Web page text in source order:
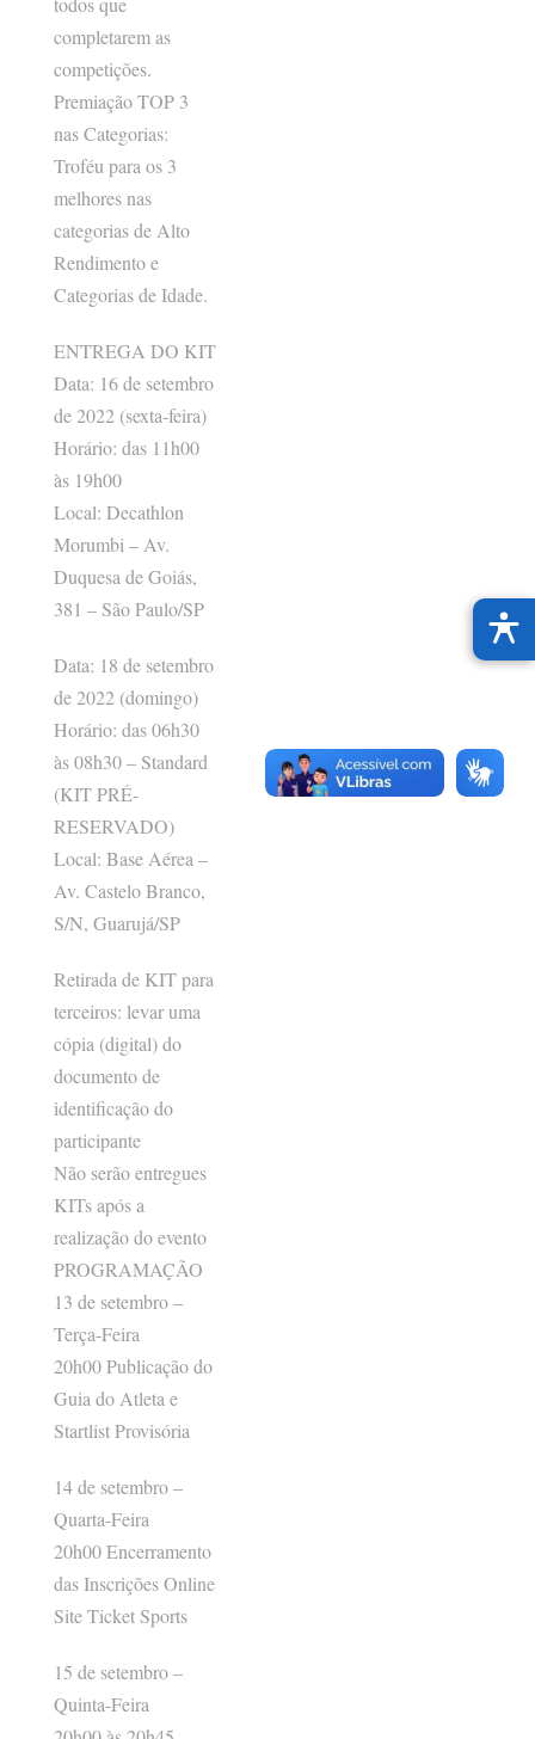
completarem as
competições.
Premiação TOP 3
nas Categorias:
Troféu para os 3
melhores nas
categorias de Alto
Rendimento e
Categorias de Idade.
ENTREGA DO KIT
Data: 16 de setembro
de 2022 (sexta-feira)
Horário: das 11h00
às 19h00
Local: Decathlon
Morumbi – Av.
Duquesa de Goiás,
381 – São Paulo/SP
Data: 18 de setembro
de 2022 (domingo)
Horário: das 06h30
às 08h30 – Standard
(KIT PRÉ-
RESERVADO)
Local: Base Aérea –
Av. Castelo Branco,
S/N, Guarujá/SP
Retirada de KIT para
terceiros: levar uma
cópia (digital) do
documento de
identificação do
participante
Não serão entregues
KITs após a
realização do evento
PROGRAMAÇÃO
13 de setembro –
Terça-Feira
20h00 Publicação do
Guia do Atleta e
Startlist Provisória
14 de setembro –
Quarta-Feira
20h00 Encerramento
das Inscrições Online
Site Ticket Sports
15 de setembro –
Quinta-Feira